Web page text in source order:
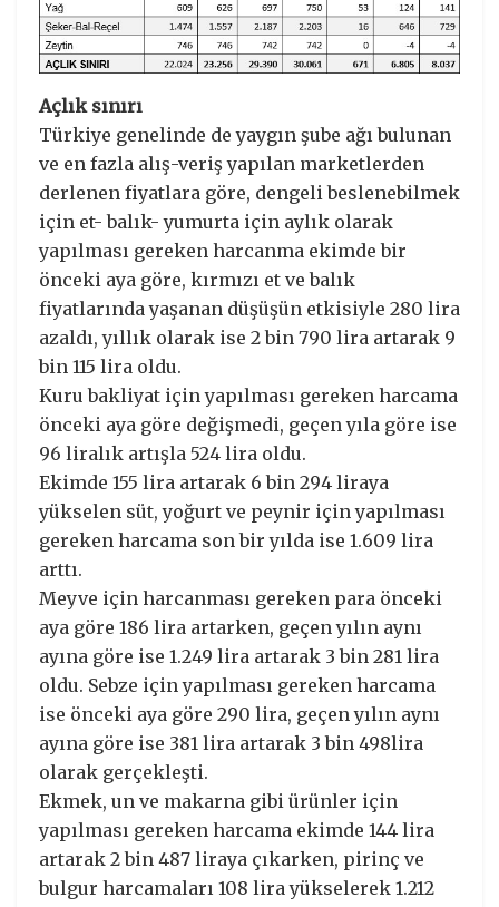
Açlık sınırı
Türkiye genelinde de yaygın şube ağı bulunan
ve en fazla alış-veriş yapılan marketlerden
derlenen fiyatlara göre, dengeli beslenebilmek
için et- balık- yumurta için aylık olarak
yapılması gereken harcanma ekimde bir
önceki aya göre, kırmızı et ve balık
fiyatlarında yaşanan düşüşün etkisiyle 280 lira
azaldı, yıllık olarak ise 2 bin 790 lira artarak 9
bin 115 lira oldu.
Kuru bakliyat için yapılması gereken harcama
önceki aya göre değişmedi, geçen yıla göre ise
96 liralık artışla 524 lira oldu.
Ekimde 155 lira artarak 6 bin 294 liraya
yükselen süt, yoğurt ve peynir için yapılması
gereken harcama son bir yılda ise 1.609 lira
arttı.
Meyve için harcanması gereken para önceki
aya göre 186 lira artarken, geçen yılın aynı
ayına göre ise 1.249 lira artarak 3 bin 281 lira
oldu. Sebze için yapılması gereken harcama
ise önceki aya göre 290 lira, geçen yılın aynı
ayına göre ise 381 lira artarak 3 bin 498lira
olarak gerçekleşti.
Ekmek, un ve makarna gibi ürünler için
yapılması gereken harcama ekimde 144 lira
artarak 2 bin 487 liraya çıkarken, pirinç ve
bulgur harcamaları 108 lira yükselerek 1.212